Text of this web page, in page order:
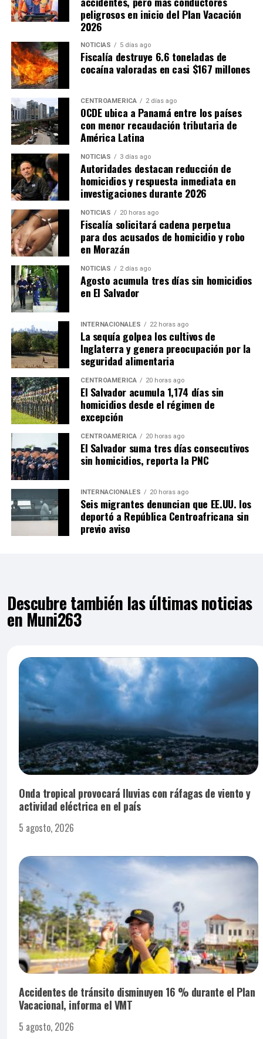
peligrosos en inicio del Plan Vacación
2026
NOTICIAS 5 días ago
Fiscalía destruye 6.6 toneladas de
cocaína valoradas en casi $167 millones
CENTROAMÉRICA 2 días ago
OCDE ubica a Panamá entre los países
con menor recaudación tributaria de
América Latina
NOTICIAS 3 días ago
Autoridades destacan reducción de
homicidios y respuesta inmediata en
investigaciones durante 2026
NOTICIAS 20 horas ago
Fiscalía solicitará cadena perpetua
para dos acusados de homicidio y robo
en Morazán
NOTICIAS 2 días ago
Agosto acumula tres días sin homicidios
en El Salvador
INTERNACIONALES 22 horas ago
La sequía golpea los cultivos de
Inglaterra y genera preocupación por la
seguridad alimentaria
CENTROAMÉRICA 20 horas ago
El Salvador acumula 1,174 días sin
homicidios desde el régimen de
excepción
CENTROAMÉRICA 20 horas ago
El Salvador suma tres días consecutivos
sin homicidios, reporta la PNC
INTERNACIONALES 20 horas ago
Seis migrantes denuncian que EE.UU. los
deportó a República Centroafricana sin
previo aviso
Descubre también las últimas noticias
en Muni263
Onda tropical provocará lluvias con ráfagas de viento y
actividad eléctrica en el país
5 agosto, 2026
Accidentes de tránsito disminuyen 16 % durante el Plan
Vacacional, informa el VMT
5 agosto, 2026